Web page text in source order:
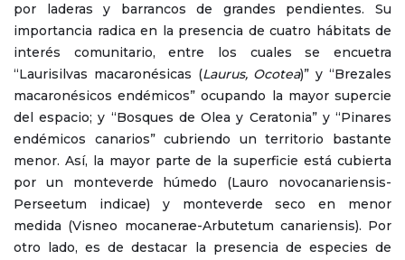
por laderas y barrancos de grandes pendientes. Su
importancia radica en la presencia de cuatro hábitats de
interés comunitario, entre los cuales se encuetra
“Laurisilvas macaronésicas (Laurus, Ocotea)” y “Brezales
macaronésicos endémicos” ocupando la mayor supercie
del espacio; y “Bosques de Olea y Ceratonia” y “Pinares
endémicos canarios” cubriendo un territorio bastante
menor. Así, la mayor parte de la superficie está cubierta
por un monteverde húmedo (Lauro novocanariensis-
Perseetum indicae) y monteverde seco en menor
medida (Visneo mocanerae-Arbutetum canariensis). Por
otro lado, es de destacar la presencia de especies de